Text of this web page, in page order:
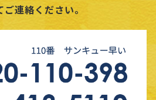
連絡ください。